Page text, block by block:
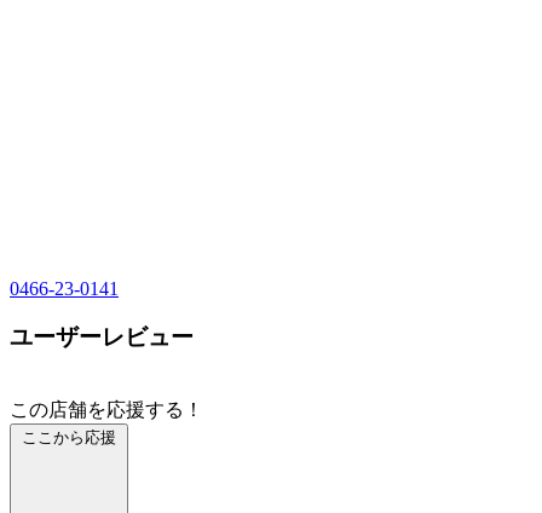
0466-23-0141
ユーザーレビュー
この店舗を応援する！
ここから応援